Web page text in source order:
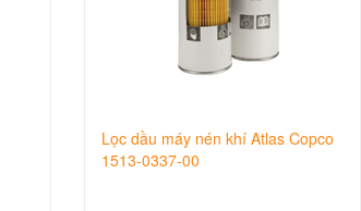
Lọc dầu máy nén khí Atlas Copco
1513-0337-00